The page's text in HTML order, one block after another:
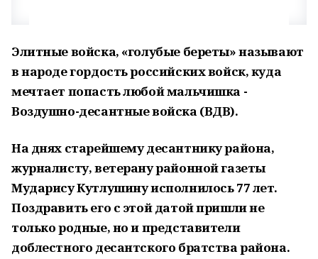
Элитные войска, «голубые береты» называют
в народе гордость российских войск, куда
мечтает попасть любой мальчишка -
Воздушно-десантные войска (ВДВ).
На днях старейшему десантнику района,
журналисту, ветерану районной газеты
Мударису Кутлушину исполнилось 77 лет.
Поздравить его с этой датой пришли не
только родные, но и представители
доблестного десантского братства района.